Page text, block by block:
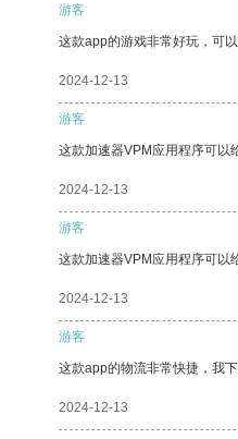
游客
这款app的游戏非常好玩，可以
2024-12-13
游客
这款加速器VPM应用程序可以
2024-12-13
游客
这款加速器VPM应用程序可以
2024-12-13
游客
这款app的物流非常快捷，我
2024-12-13